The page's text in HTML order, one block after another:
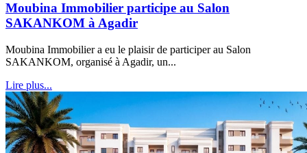
Moubina Immobilier participe au Salon
SAKANKOM à Agadir
Moubina Immobilier a eu le plaisir de participer au Salon
SAKANKOM, organisé à Agadir, un...
Lire plus...